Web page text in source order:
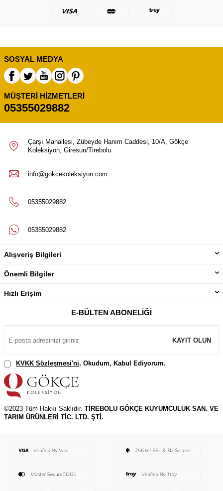
SOSYAL MEDYA
MÜŞTERI HIZMETLERI
05355029882
Çarşı Mahallesi, Zübeyde Hanım Caddesi, 10/A, Gökçe
Koleksiyon, Giresun/Tirebolu
info@gokcekoleksiyon.com
05355029882
05355029882
Alışveriş Bilgileri
Önemli Bilgiler
Hızlı Erişim
E-BÜLTEN ABONELIĞI
KAYIT OLUN
KVKK Sözleşmesi'ni, Okudum, Kabul Ediyorum.
©2023 Tüm Hakkı Saklıdır. TİREBOLU GÖKÇE KUYUMCULUK SAN. VE
TARIM ÜRÜNLERİ TİC. LTD. ŞTİ.